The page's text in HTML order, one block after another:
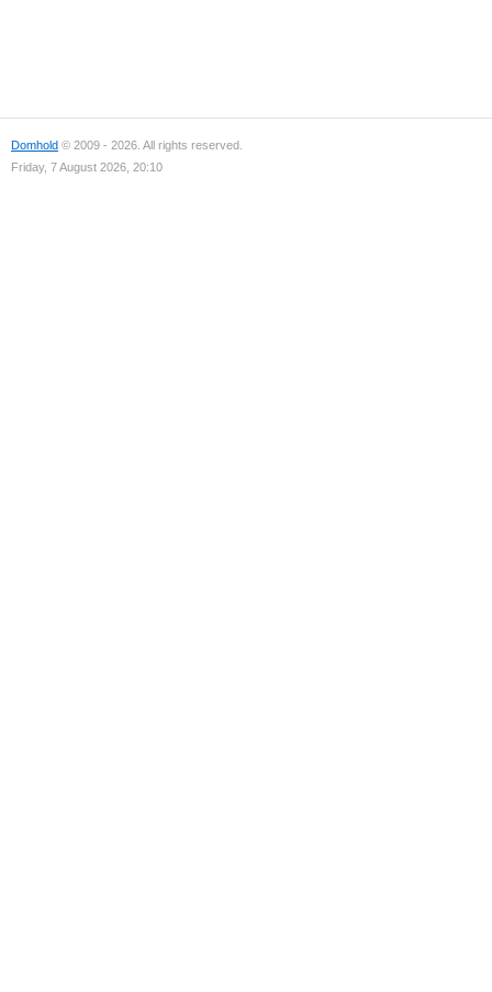
Domhold © 2009 - 2026. All rights reserved.
Friday, 7 August 2026, 20:10